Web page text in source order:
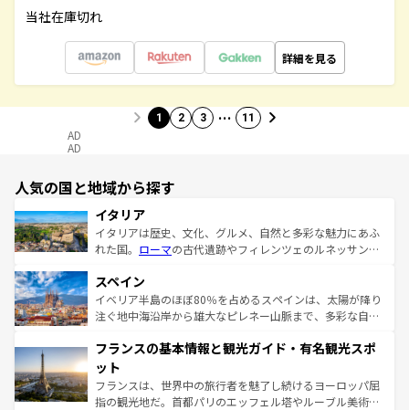
当社在庫切れ
詳細を見る
1 2 3 … 11
AD
AD
人気の国と地域から探す
イタリア
イタリアは歴史、文化、グルメ、自然と多彩な魅力にあふ
れた国。 ローマの古代遺跡やフィレンツェのルネッサンス
ろん、トスカーナの美しい田園風景やアマルフィ海岸の絶
景など、自然景観も見逃せない。観光の合間には、本場の
ピザやパスタなど、絶品のイタリア料理を堪能することも
ませてくれるイタリアで、忘れられない旅をしてみよう！
なお、新着のイタリア情報は
しい。
スペイン
イベリア半島のほぼ80％を占めるスペインは、太陽が降り
注ぐ地中海沿岸から雄大なピレネー山脈まで、多彩な自然
文化が根付くこの国では、情熱的なフラメンコ、熱気あふ
れる闘牛、そして美味しいタパスが生活の一部となってい
る。首都マドリードの洗練された雰囲気や、バルセロナの
アートに溢れた街角から、地方では古代ローマ遺跡や中世
フランスの基本情報と観光ガイド・有名観光スポ
ット
フランスは、世界中の旅行者を魅了し続けるヨーロッパ屈
指の観光地だ。首都パリのエッフェル塔やルーブル美術館